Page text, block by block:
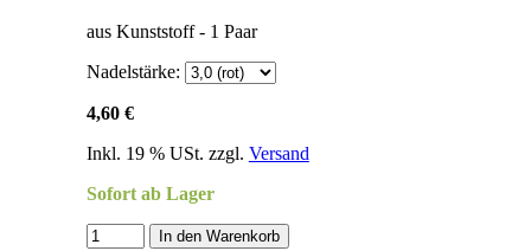
aus Kunststoff - 1 Paar
Nadelstärke:
4,60 €
Inkl. 19 % USt. zzgl. Versand
Sofort ab Lager
In den Warenkorb